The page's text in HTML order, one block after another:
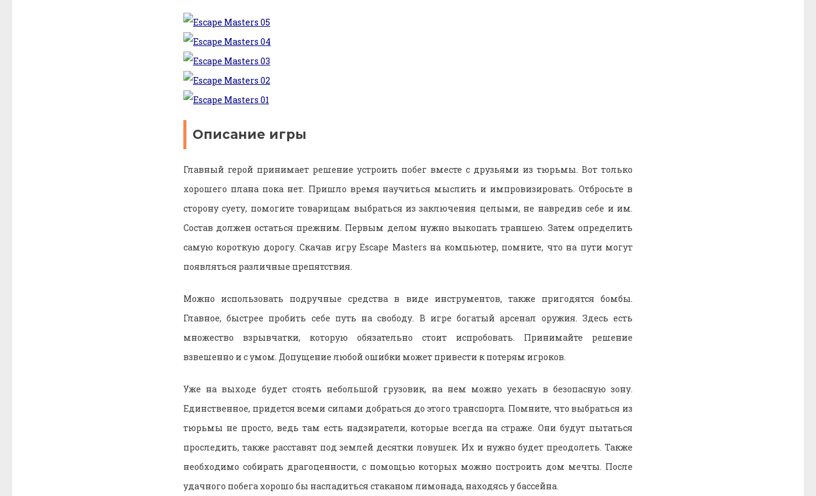
Описание игры
Главный герой принимает решение устроить побег вместе с друзьями из тюрьмы. Вот только
хорошего плана пока нет. Пришло время научиться мыслить и импровизировать. Отбросьте в
сторону суету, помогите товарищам выбраться из заключения целыми, не навредив себе и им.
Состав должен остаться прежним. Первым делом нужно выкопать траншею. Затем определить
самую короткую дорогу. Скачав игру Escape Masters на компьютер, помните, что на пути могут
появляться различные препятствия.
Можно использовать подручные средства в виде инструментов, также пригодятся бомбы.
Главное, быстрее пробить себе путь на свободу. В игре богатый арсенал оружия. Здесь есть
множество взрывчатки, которую обязательно стоит испробовать. Принимайте решение
взвешенно и с умом. Допущение любой ошибки может привести к потерям игроков.
Уже на выходе будет стоять небольшой грузовик, на нем можно уехать в безопасную зону.
Единственное, придется всеми силами добраться до этого транспорта. Помните, что выбраться из
тюрьмы не просто, ведь там есть надзиратели, которые всегда на страже. Они будут пытаться
проследить, также расставят под землей десятки ловушек. Их и нужно будет преодолеть. Также
необходимо собирать драгоценности, с помощью которых можно построить дом мечты. После
удачного побега хорошо бы насладиться стаканом лимонада, находясь у бассейна.